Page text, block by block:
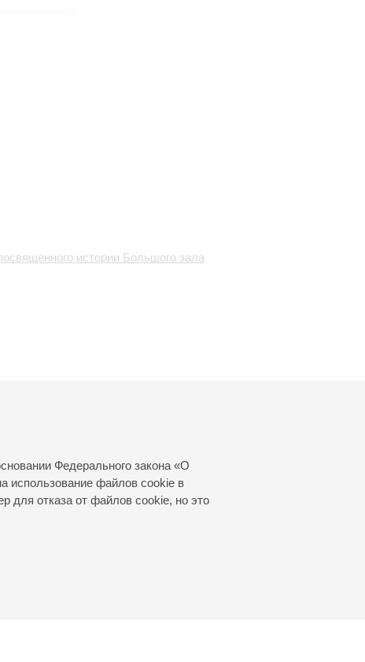
Федерального закона «О
использование файлов cookie в
для отказа от файлов cookie, но это
истории Большого зала